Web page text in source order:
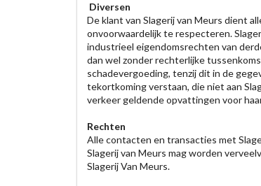
Diversen
De klant van Slagerij van Meurs dient
onvoorwaardelijk te respecteren.
industrieel eigendomsrechten van
dan wel zonder rechterlijke
schadevergoeding, tenzij dit in de
tekortkoming verstaan, die niet aan
verkeer geldende opvattingen voor
Rechten
Alle contacten en transacties met
Slagerij van Meurs mag worden
Slagerij Van Meurs.